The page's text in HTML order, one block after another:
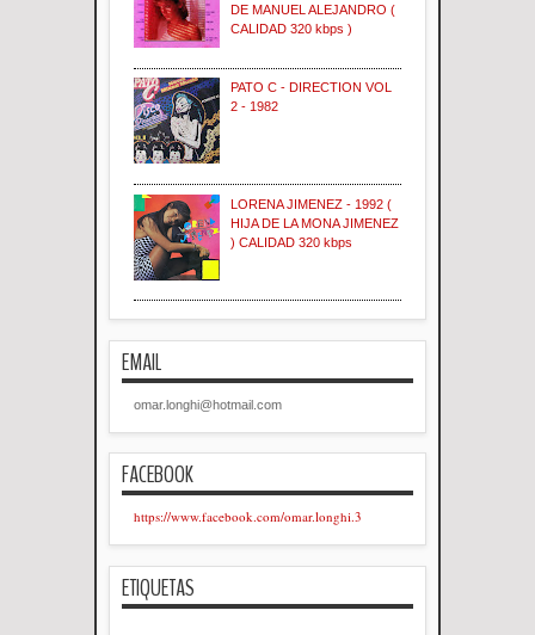
DE MANUEL ALEJANDRO (
CALIDAD 320 kbps )
PATO C - DIRECTION VOL
2 - 1982
LORENA JIMENEZ - 1992 (
HIJA DE LA MONA JIMENEZ
) CALIDAD 320 kbps
EMAIL
omar.longhi@hotmail.com
FACEBOOK
https://www.facebook.com/omar.longhi.3
ETIQUETAS